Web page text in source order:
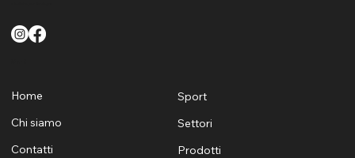
Home
Chi siamo
Contatti
Sport
Settori
Prodotti